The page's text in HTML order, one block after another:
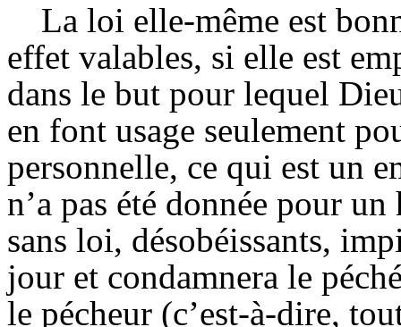
La loi elle-même est
effet valables, si elle est
dans le but pour lequel
en font usage seulement
personnelle, ce qui est un
n’a pas été donnée pour
sans loi, désobéissants,
jour et condamnera le
le pécheur (c’est-à-dire,